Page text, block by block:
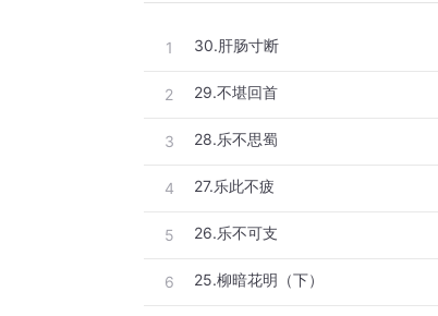
1 30.肝肠寸断
2 29.不堪回首
3 28.乐不思蜀
4 27.乐此不疲
5 26.乐不可支
6 25.柳暗花明（下）